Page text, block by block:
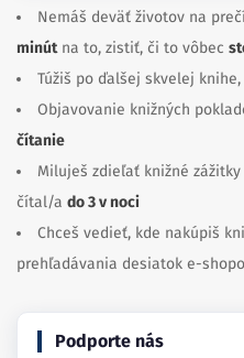
Nemáš deväť životov na
minútna to, zistiť, či to vôbec
Túžiš po ďalšej skvelej knihe,
Objavovanie knižných
čítanie
Miluješ zdieľať knižné
čítal/a do 3 v noci
Chceš vedieť, kde nakúpiš
prehľadávania desiatok e-
Podporte nás